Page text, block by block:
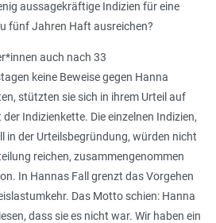
aussagekräftige Indizien für eine
fünf Jahren Haft ausreichen?
auch nach 33
keine Beweise gegen Hanna
stützten sie sich in ihrem Urteil auf
Indizienkette. Die einzelnen Indizien,
in der Urteilsbegründung, würden nicht
reichen, zusammengenommen
In Hannas Fall grenzt das Vorgehen
Das Motto schien: Hanna
dass sie es nicht war. Wir haben ein